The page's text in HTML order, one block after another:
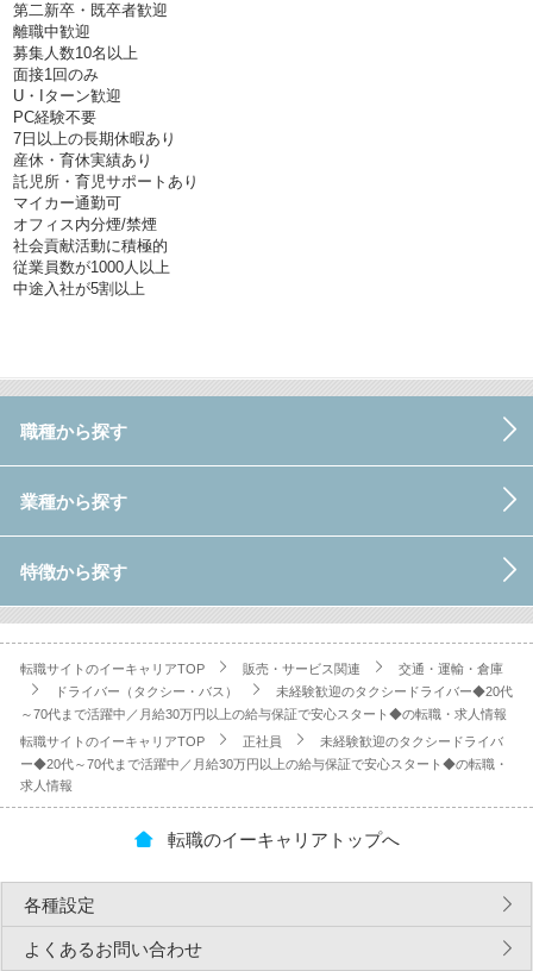
第二新卒・既卒者歓迎
離職中歓迎
募集人数10名以上
面接1回のみ
U・Iターン歓迎
PC経験不要
7日以上の長期休暇あり
産休・育休実績あり
託児所・育児サポートあり
マイカー通勤可
オフィス内分煙/禁煙
社会貢献活動に積極的
従業員数が1000人以上
中途入社が5割以上
職種から探す
業種から探す
特徴から探す
転職サイトのイーキャリアTOP 販売・サービス関連
交通・運輸・倉庫
ドライバー（タクシー・バス）
未経験歓迎のタクシードライバー◆20代
～70代まで活躍中／月給30万円以上の給与保証で安心スタート◆の転職・求人情報
転職サイトのイーキャリアTOP
正社員
未経験歓迎のタクシードライバ
ー◆20代～70代まで活躍中／月給30万円以上の給与保証で安心スタート◆の転職・
求人情報
転職のイーキャリアトップへ
各種設定
よくあるお問い合わせ